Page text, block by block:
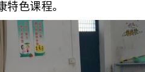
色课程。